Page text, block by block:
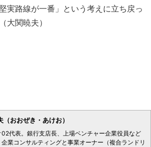
実路線が一番」という考えに立ち戻っ
大関暁夫）
（おおぜき・あけお）
02代表。銀行支店長、上場ベンチャー企業役員など
企業コンサルティングと事業オーナー（複合ランドリ